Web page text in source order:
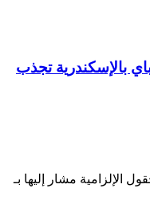
بالإسكندرية تجذب
الإلزامية مشار إليها بـ